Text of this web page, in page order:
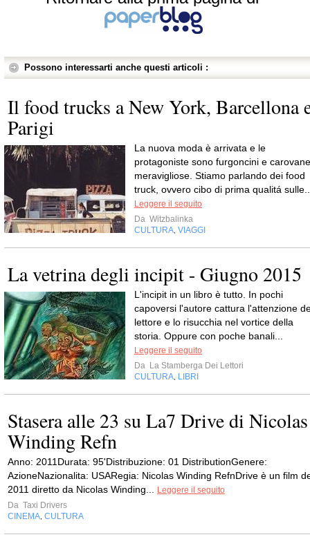
Possono interessarti anche questi articoli :
Il food trucks a New York, Barcellona
Parigi
La nuova moda è arrivata e le
protagoniste sono furgoncini e carovane
meravigliose. Stiamo parlando dei food
truck, ovvero cibo di prima qualitá
Leggere il seguito
Da Witzbalinka
CULTURA VIAGGI
La vetrina degli incipit - Giugno 2015
L'incipit in un libro è tutto. In pochi
capoversi l'autore cattura l'attenzione
lettore e lo risucchia nel vortice della
storia. Oppure con poche banali...
Leggere il seguito
Da La Stamberga Dei Lettori
CULTURA LIBRI
Stasera alle 23 su La7 Drive di Nicolas
Winding Refn
Anno: 2011Durata: 95'Distribuzione: 01 DistributionGenere:
AzioneNazionalita: USARegia: Nicolas Winding RefnDrive è un film
2011 diretto da Nicolas Winding...
Leggere il seguito
Da Taxi Drivers
CINEMA CULTURA